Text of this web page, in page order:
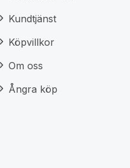
Kundtjänst
Köpvillkor
Om oss
Ångra köp